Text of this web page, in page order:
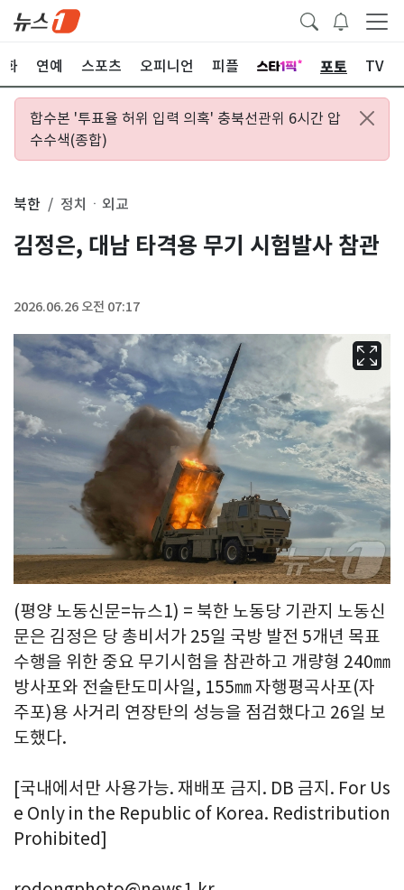
화 연예 스포츠 오피니언 피플 포토 TV
합수본 '투표율 허위 입력 의혹' 충북선관위 6시간 압
수수색(종합)
북한 정치ㆍ외교
김정은, 대남 타격용 무기 시험발사 참관
2026.06.26 오전 07:17
(평양 노동신문=뉴스1) = 북한 노동당 기관지 노동신
문은 김정은 당 총비서가 25일 국방 발전 5개년 목표
수행을 위한 중요 무기시험을 참관하고 개량형 240㎜
방사포와 전술탄도미사일, 155㎜ 자행평곡사포(자
주포)용 사거리 연장탄의 성능을 점검했다고 26일 보
도했다.
[국내에서만 사용가능. 재배포 금지. DB 금지. For Us
e Only in the Republic of Korea. Redistribution
Prohibited]